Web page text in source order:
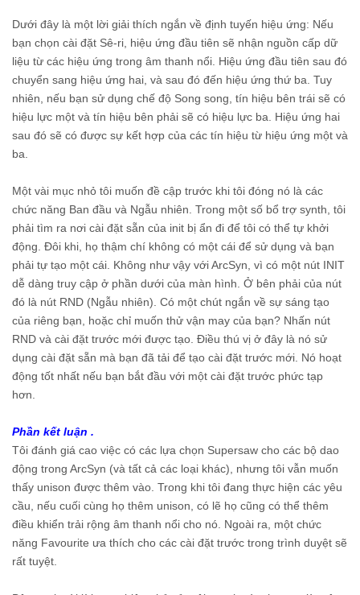
Dưới đây là một lời giải thích ngắn về định tuyến hiệu ứng: Nếu
bạn chọn cài đặt Sê-ri, hiệu ứng đầu tiên sẽ nhận nguồn cấp dữ
liệu từ các hiệu ứng trong âm thanh nổi. Hiệu ứng đầu tiên sau đó
chuyển sang hiệu ứng hai, và sau đó đến hiệu ứng thứ ba. Tuy
nhiên, nếu bạn sử dụng chế độ Song song, tín hiệu bên trái sẽ có
hiệu lực một và tín hiệu bên phải sẽ có hiệu lực ba. Hiệu ứng hai
sau đó sẽ có được sự kết hợp của các tín hiệu từ hiệu ứng một và
ba.
Một vài mục nhỏ tôi muốn đề cập trước khi tôi đóng nó là các
chức năng Ban đầu và Ngẫu nhiên. Trong một số bổ trợ synth, tôi
phải tìm ra nơi cài đặt sẵn của init bị ẩn đi để tôi có thể tự khởi
động. Đôi khi, họ thậm chí không có một cái để sử dụng và bạn
phải tự tạo một cái. Không như vậy với ArcSyn, vì có một nút INIT
dễ dàng truy cập ở phần dưới của màn hình. Ở bên phải của nút
đó là nút RND (Ngẫu nhiên). Có một chút ngắn về sự sáng tạo
của riêng bạn, hoặc chỉ muốn thử vận ​​may của bạn? Nhấn nút
RND và cài đặt trước mới được tạo. Điều thú vị ở đây là nó sử
dụng cài đặt sẵn mà bạn đã tải để tạo cài đặt trước mới. Nó hoạt
động tốt nhất nếu bạn bắt đầu với một cài đặt trước phức tạp
hơn.
Phần kết luận .
Tôi đánh giá cao việc có các lựa chọn Supersaw cho các bộ dao
động trong ArcSyn (và tất cả các loại khác), nhưng tôi vẫn muốn
thấy unison được thêm vào. Trong khi tôi đang thực hiện các yêu
cầu, nếu cuối cùng họ thêm unison, có lẽ họ cũng có thể thêm
điều khiển trải rộng âm thanh nổi cho nó. Ngoài ra, một chức
năng Favourite ưa thích cho các cài đặt trước trong trình duyệt sẽ
rất tuyệt.